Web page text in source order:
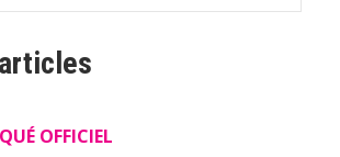
OFFICIEL